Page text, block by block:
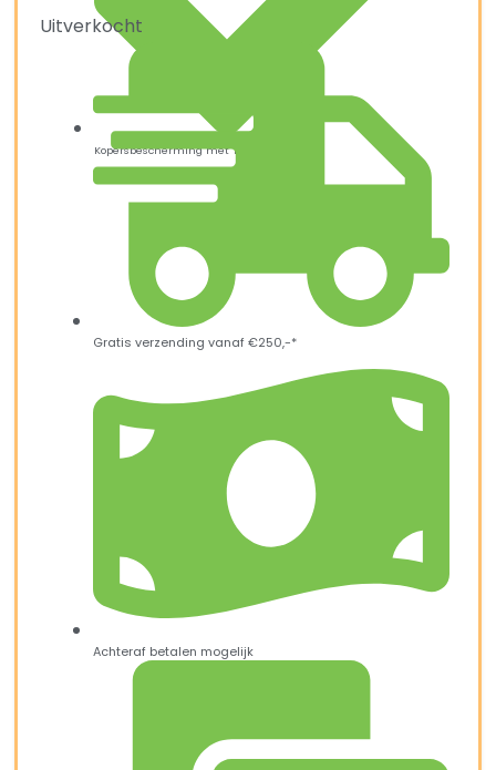
Kopersbescherming met Trusted Shops
Uitverkocht
Gratis verzending vanaf €250,-*
Achteraf betalen mogelijk